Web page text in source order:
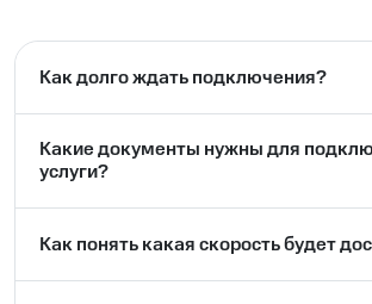
Как долго ждать подключения?
Какие документы нужны для
услуги?
Как понять какая скорость будет